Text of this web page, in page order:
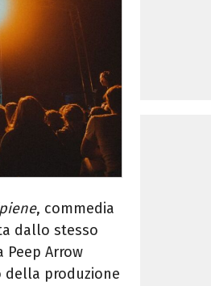
, commedia
dallo stesso
Arrow
della produzione